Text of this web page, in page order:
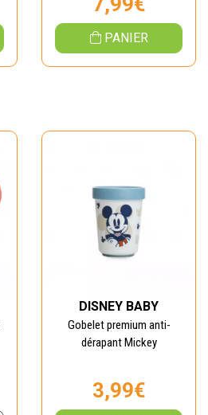
PANIER
DISNEY BABY
Gobelet premium anti-
dérapant Mickey
3,99€